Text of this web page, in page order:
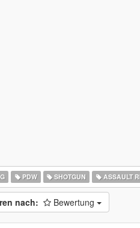
PDW SHOTGUN ASSAULT
nach: Bewertung